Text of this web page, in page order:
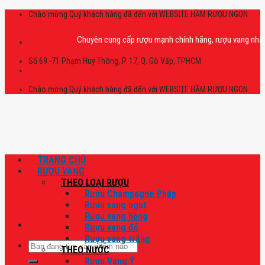
Skip
Chào mừng Quý khách hàng đã đến với WEBSITE HẦM RƯỢU NGON
Chuyên cung cấp rượu mạnh chính hãng, rượu vang nhập
Số 69 -71 Phạm Huy Thông, P. 17, Q. Gò Vấp, TPHCM
Chào mừng Quý khách hàng đã đến với WEBSITE HẦM RƯỢU NGON
Tìm
kiếm:
TRANG CHỦ
RƯỢU VANG
THEO LOẠI RƯỢU
Rượu Champagne Pháp
Rượu vang ngọt
Rượu vang hồng
Rượu vang đỏ
Rượu vang trắng
THEO NƯỚC
Rượu Vang Ý